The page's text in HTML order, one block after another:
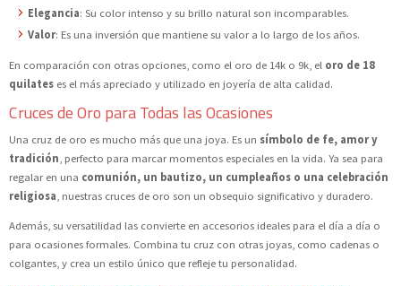
Elegancia: Su color intenso y su brillo natural son incomparables.
Valor: Es una inversión que mantiene su valor a lo largo de los años.
En comparación con otras opciones, como el oro de 14k o 9k, el oro de 18
quilates es el más apreciado y utilizado en joyería de alta calidad.
Cruces de Oro para Todas las Ocasiones
Una cruz de oro es mucho más que una joya. Es un símbolo de fe, amor y
tradición , perfecto para marcar momentos especiales en la vida. Ya sea para
regalar en una comunión, un bautizo, un cumpleaños o una celebración
religiosa , nuestras cruces de oro son un obsequio significativo y duradero.
Además, su versatilidad las convierte en accesorios ideales para el día a día o
para ocasiones formales. Combina tu cruz con otras joyas, como cadenas o
colgantes, y crea un estilo único que refleje tu personalidad.